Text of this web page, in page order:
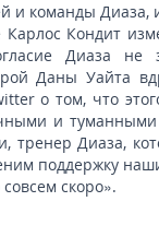
и команды Диаза,
Карлос Кондит
Диаза не
Даны Уайта
о том, что
и
тренер Диаза,
поддержку
скоро».